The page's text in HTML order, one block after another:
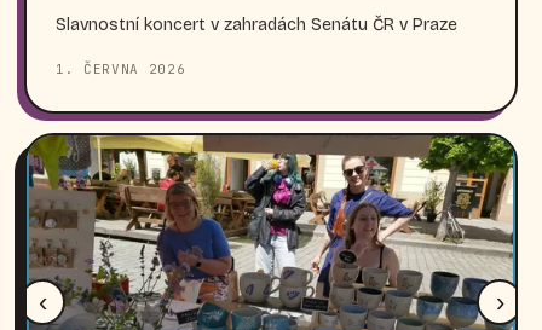
Slavnostní koncert v zahradách Senátu ČR v Praze
1. ČERVNA 2026
‹ ›